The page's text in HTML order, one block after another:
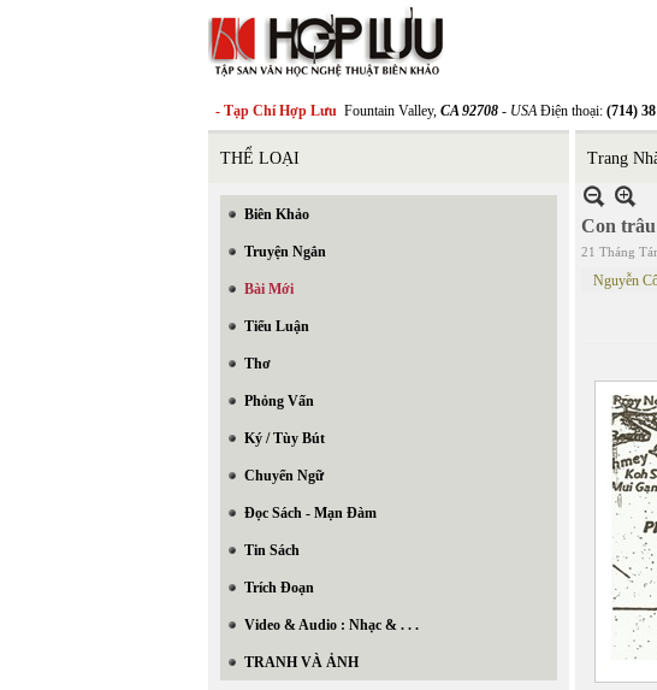
- Tạp Chí Hợp Lưu Fountain Valley, CA 92708 - USAĐiện thoại: (714)
THỂ LOẠI
Biên Khảo
Truyện Ngắn
Bài Mới
Tiểu Luận
Thơ
Phỏng Vấn
Ký / Tùy Bút
Chuyển Ngữ
Đọc Sách - Mạn Đàm
Tin Sách
Trích Đoạn
Video & Audio : Nhạc & . . .
TRANH VÀ ẢNH
Trang
Con
21 Tháng
Nguyễn